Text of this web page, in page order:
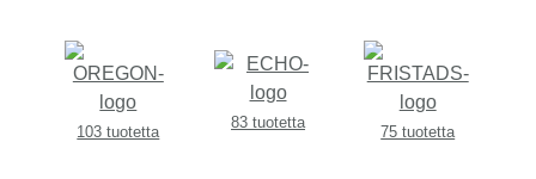
103 tuotetta
83 tuotetta
75 tuotetta